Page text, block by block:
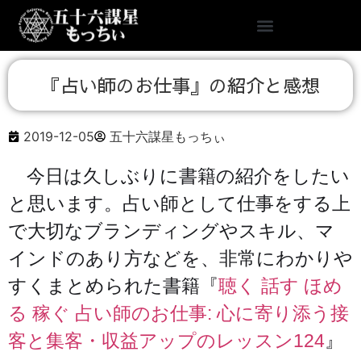
『占い師のお仕事』の紹介と感想
2019-12-05 五十六謀星もっちぃ
今日は久しぶりに書籍の紹介をしたい
と思います。占い師として仕事をする上
で大切なブランディングやスキル、マ
インドのあり方などを、非常にわかりや
すくまとめられた書籍『聴く 話す ほめ
る 稼ぐ 占い師のお仕事: 心に寄り添う接
客と集客・収益アップのレッスン124 』